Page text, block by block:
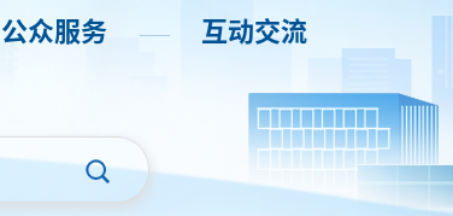
公众服务 —— 互动交流